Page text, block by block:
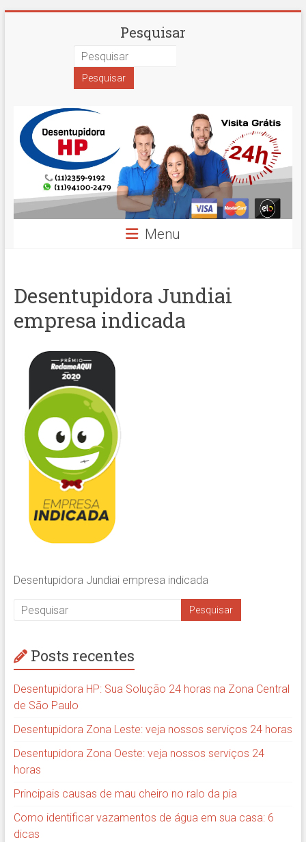
Desentupidora
Paulo
Hidro
Prime
Pesquisar
Menu
Desentupidora Jundiai
empresa indicada
Desentupidora Jundiai empresa indicada
Posts recentes
Desentupidora HP: Sua Solução 24 horas na Zona Central
de São Paulo
Desentupidora Zona Leste: veja nossos serviços 24 horas
Desentupidora Zona Oeste: veja nossos serviços 24
horas
Principais causas de mau cheiro no ralo da pia
Como identificar vazamentos de água em sua casa: 6
dicas